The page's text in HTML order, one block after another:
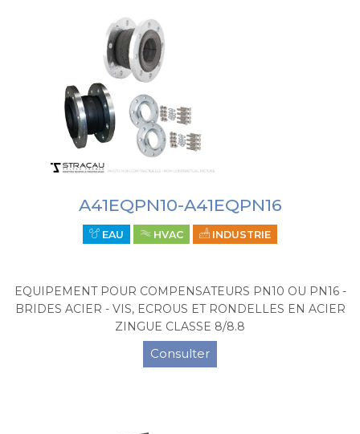
A41EQPN10-A41EQPN16
EAU HVAC INDUSTRIE
EQUIPEMENT POUR COMPENSATEURS PN10 OU PN16 -
BRIDES ACIER - VIS, ECROUS ET RONDELLES EN ACIER
ZINGUE CLASSE 8/8.8
Consulter